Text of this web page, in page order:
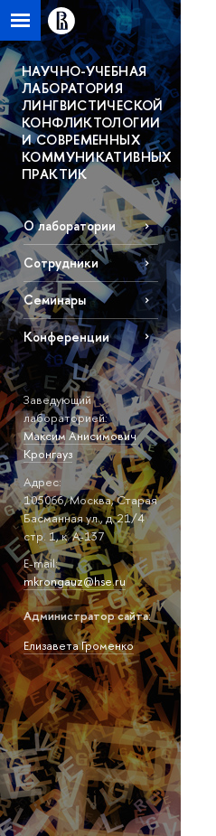
НАУЧНО-УЧЕБНАЯ
ЛАБОРАТОРИЯ
ЛИНГВИСТИЧЕСКОЙ
КОНФЛИКТОЛОГИИ
И СОВРЕМЕННЫХ
КОММУНИКАТИВНЫХ
ПРАКТИК
О лаборатории
Сотрудники
Семинары
Конференции
Заведующий
лабораторией:
Максим Анисимович
Кронгауз
Адрес:
105066, Москва, Старая
Басманная ул., д. 21/4
стр. 1, к. А-137
E-mail:
mkrongauz@hse.ru
Администратор сайта:
Елизавета Громенко